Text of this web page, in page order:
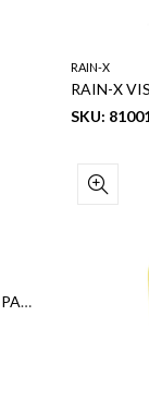
RAIN-X
RAIN-X
SKU:
RAIN-X REPELENTE DE AGUA PARA PARABRISAS 3.5 OZ